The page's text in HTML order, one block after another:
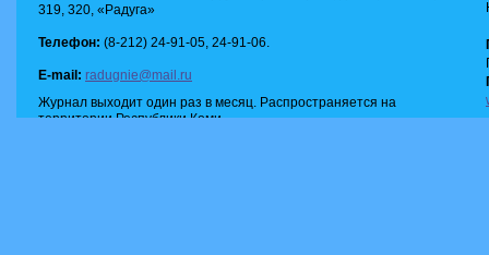
319, 320, «Радуга»
Телефон: (8-212) 24-91-05, 24-91-06.
E-mail: radugnie@mail.ru
Журнал выходит один раз в месяц. Распространяется на
территории Республики Коми.